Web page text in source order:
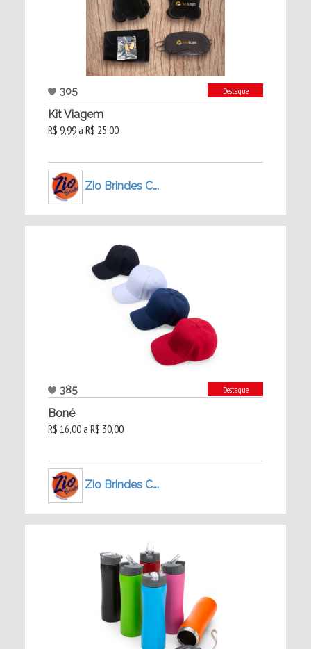
305 Destaque
Kit Viagem
R$ 9,99 a R$ 25,00
Zio Brindes C...
385 Destaque
Boné
R$ 16,00 a R$ 30,00
Zio Brindes C...